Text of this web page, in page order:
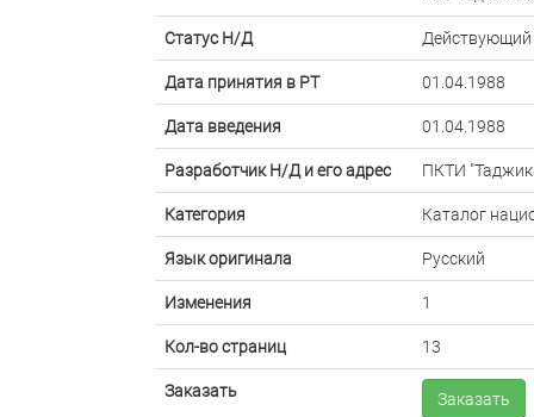
Статус Н/Д Действующий
Дата принятия в РТ 01.04.1988
Дата введения 01.04.1988
Разработчик Н/Д и его адрес ПКТИ
Категория Каталог
Язык оригинала Русский
Изменения 1
Кол-во страниц 13
Заказать Заказать